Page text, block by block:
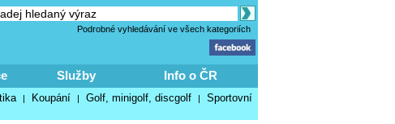
Podrobné vyhledávání ve všech kategoriích
Služby Info o ČR
| Koupání | Golf, minigolf, discgolf |
Sportovní